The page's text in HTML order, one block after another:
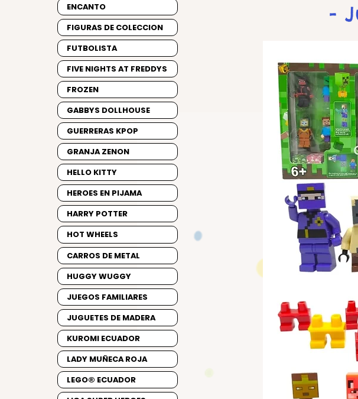
-
ENCANTO
FIGURAS DE COLECCION
FUTBOLISTA
FIVE NIGHTS AT FREDDYS
FROZEN
GABBYS DOLLHOUSE
GUERRERAS KPOP
GRANJA ZENON
HELLO KITTY
HEROES EN PIJAMA
HARRY POTTER
HOT WHEELS
CARROS DE METAL
HUGGY WUGGY
JUEGOS FAMILIARES
JUGUETES DE MADERA
KUROMI ECUADOR
LADY MUÑECA ROJA
LEGO® ECUADOR